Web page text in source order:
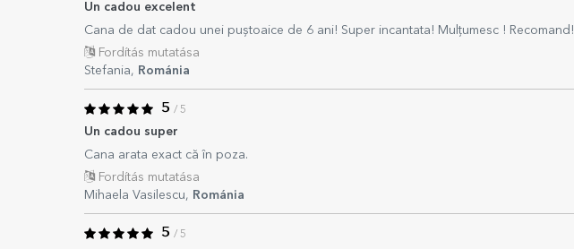
Un cadou excelent
Cana de dat cadou unei puștoaice de 6 ani! Super incantata! Mulțumesc ! Recomand!
Fordítás mutatása
Stefania, Románia
5 / 5
Un cadou super
Cana arata exact că în poza.
Fordítás mutatása
Mihaela Vasilescu, Románia
5 / 5